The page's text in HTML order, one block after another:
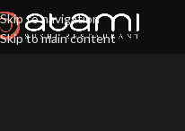
Skip to navigation
Skip to main content